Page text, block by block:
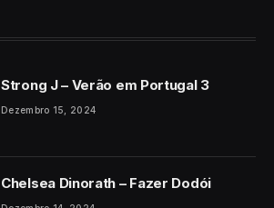
Strong J – Verão em Portugal 3
Dezembro 15, 2024
Chelsea Dinorath – Fazer Dodói